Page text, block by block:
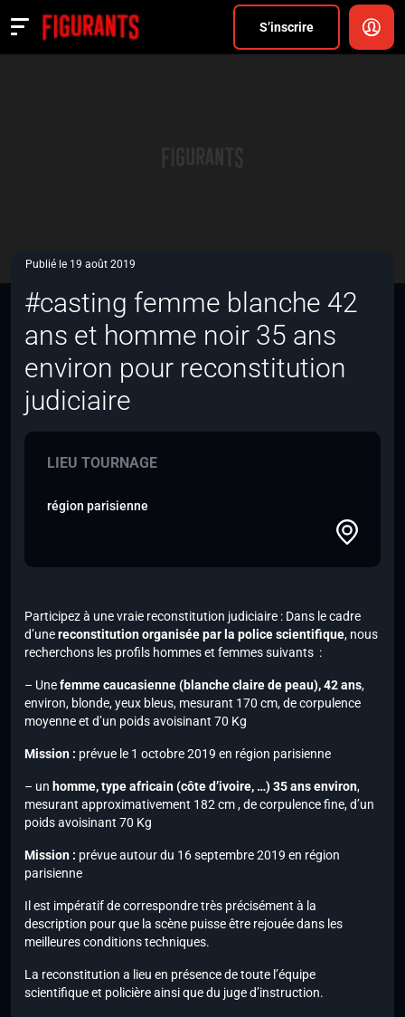
S’inscrire
Actualités
Publié le 19 août 2019
#casting femme blanche 42
ans et homme noir 35 ans
environ pour reconstitution
judiciaire
LIEU TOURNAGE
région parisienne
Participez à une vraie reconstitution judiciaire : Dans le cadre
d’unereconstitution organisée par la police scientifique, nous
recherchons les profils hommes et femmes suivants :
– Unefemme caucasienne (blanche claire de peau), 42 ans,
environ, blonde, yeux bleus, mesurant 170 cm, de corpulence
moyenne et d’un poids avoisinant 70 Kg
Mission : prévue le 1 octobre 2019 en région parisienne
– un homme, type africain (côte d’ivoire, …) 35 ans environ,
mesurant approximativement 182 cm , de corpulence fine, d’un
poids avoisinant 70 Kg
Mission : prévue autour du 16 septembre 2019 en région
parisienne
Il est impératif de correspondre très précisément à la
description pour que la scène puisse être rejouée dans les
meilleures conditions techniques.
La reconstitution a lieu en présence de toute l’équipe
scientifique et policière ainsi que du juge d’instruction.